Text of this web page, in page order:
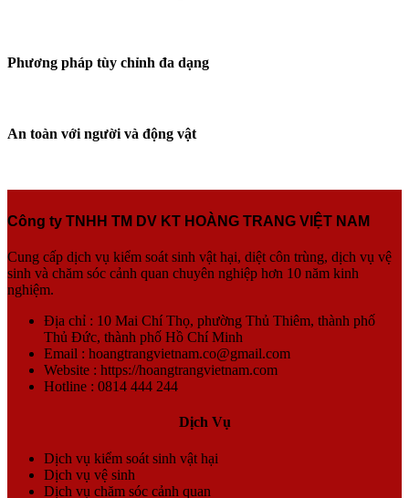
Phương pháp tùy chỉnh đa dạng
An toàn với người và động vật
Công ty TNHH TM DV KT HOÀNG TRANG VIỆT NAM
Cung cấp dịch vụ kiểm soát sinh vật hại, diệt côn trùng, dịch vụ vệ
sinh và chăm sóc cảnh quan chuyên nghiệp hơn 10 năm kinh
nghiệm.
Địa chỉ : 10 Mai Chí Thọ, phường Thủ Thiêm, thành phố
Thủ Đức, thành phố Hồ Chí Minh
Email : hoangtrangvietnam.co@gmail.com
Website : https://hoangtrangvietnam.com
Hotline : 0814 444 244
Dịch Vụ
Dịch vụ kiểm soát sinh vật hại
Dịch vụ vệ sinh
Dịch vụ chăm sóc cảnh quan